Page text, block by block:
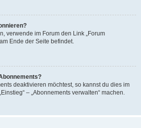
verwende im Forum den Link „Forum
Ende der Seite befindet.
deaktivieren möchtest, so kannst du dies im
– „Abonnements verwalten“ machen.